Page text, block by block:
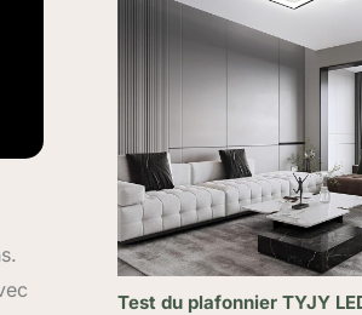
Test du plafonnier TYJY